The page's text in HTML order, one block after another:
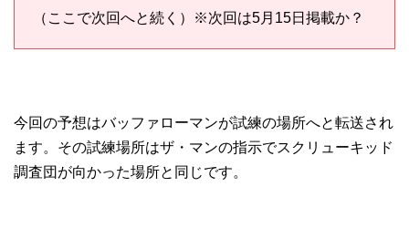
（ここで次回へと続く）※次回は5月15日掲載か？
今回の予想はバッファローマンが試練の場所へと転送され
ます。その試練場所はザ・マンの指示でスクリューキッド
調査団が向かった場所と同じです。